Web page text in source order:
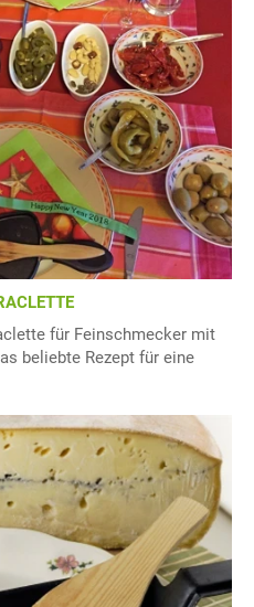
für Feinschmecker mit
beliebte Rezept für eine